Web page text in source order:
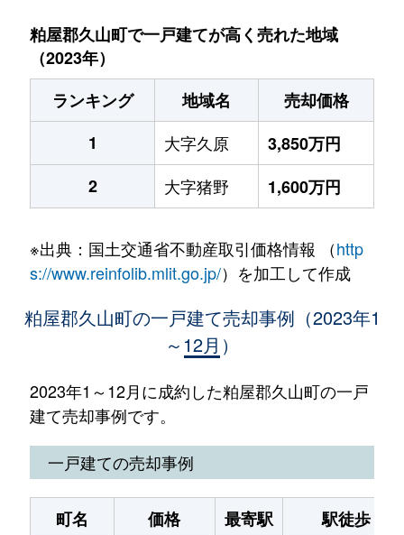
粕屋郡久山町で一戸建てが高く売れた地域
（2023年）
ランキング
地域名
売却価格
1
大字久原
3,850万円
2
大字猪野 1,600万円
※出典：国土交通省不動産取引価格情報 （http
s://www.reinfolib.mlit.go.jp/）を加工して作成
粕屋郡久山町の一戸建て売却事例（2023年1
～12月）
2023年1～12月に成約した粕屋郡久山町の一戸
建て売却事例です。
一戸建ての売却事例
町名 価格 最寄駅
駅徒歩